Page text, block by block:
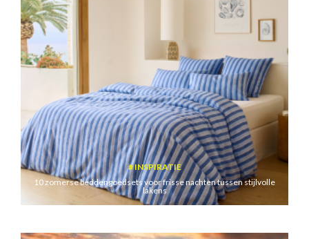
INSPIRATIE
10 zomerse beddengoedsets voor frisse nachten tussen stijlvolle
lakens